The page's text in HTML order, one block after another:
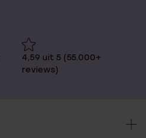
4,59 uit 5 (55.000+
reviews)